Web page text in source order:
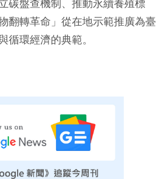
碳盤查機制、推動永續養殖標
翻轉革命」從在地示範推廣為臺
循環經濟的典範。